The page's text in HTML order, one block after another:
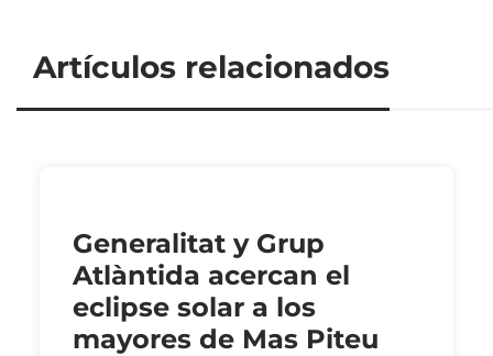
Artículos relacionados
Generalitat y Grup
Atlàntida acercan el
eclipse solar a los
mayores de Mas Piteu